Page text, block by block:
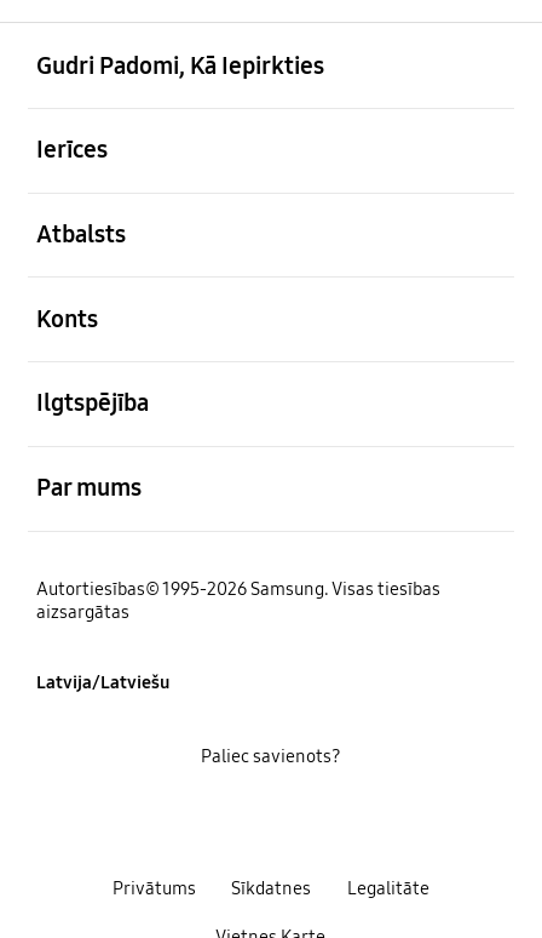
Gudri Padomi, Kā Iepirkties
Ierīces
Atbalsts
Konts
Ilgtspējība
Par mums
Autortiesības© 1995-2026 Samsung. Visas tiesības
aizsargātas
Latvija/Latviešu
Privātums Sīkdatnes Legalitāte
Paliec savienots?